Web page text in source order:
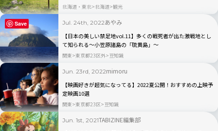
北海道・東北 北海道 観光
Jul. 24th, 2022あやみ
【日本の美しい禁足地vol.11】多くの戦死者が出た激戦地とし
て知られる～小笠原諸島の「硫黄島」〜
関東 東京都23区外 豆知識
Jun. 23rd, 2022mimoru
【映画好きが超気になってる】2022夏公開！おすすめの上映予
定映画10選
関東 東京都23区 豆知識
Jun. 1st, 2021TABIZINE編集部
Save